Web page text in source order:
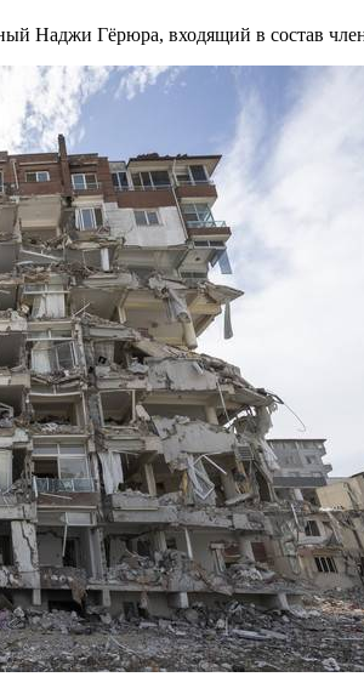
Наджи Гёрюра, входящий в состав